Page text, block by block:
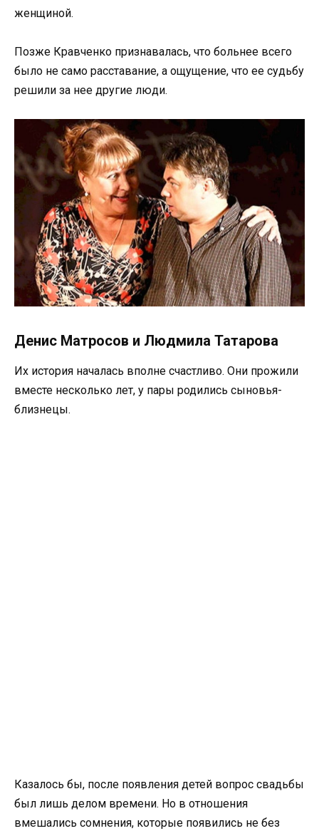
женщиной.
Позже Кравченко признавалась, что больнее всего
было не само расставание, а ощущение, что ее судьбу
решили за нее другие люди.
Денис Матросов и Людмила Татарова
Их история началась вполне счастливо. Они прожили
вместе несколько лет, у пары родились сыновья-
близнецы.
Казалось бы, после появления детей вопрос свадьбы
был лишь делом времени. Но в отношения
вмешались сомнения, которые появились не без